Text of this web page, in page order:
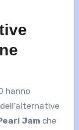
hanno
Jam che